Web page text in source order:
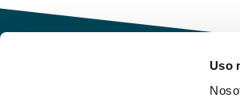
Uso